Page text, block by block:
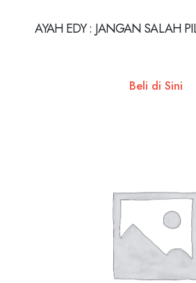
AYAH EDY : JANGAN SALAH
Beli di Sini